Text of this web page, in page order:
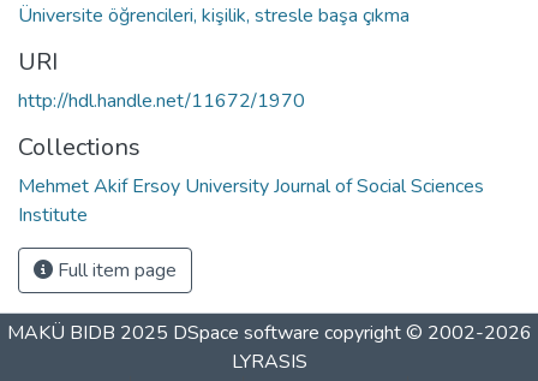
Üniversite öğrencileri, kişilik, stresle başa çıkma
URI
http://hdl.handle.net/11672/1970
Collections
Mehmet Akif Ersoy University Journal of Social Sciences
Institute
Full item page
MAKÜ BIDB 2025 DSpace software copyright © 2002-2026
LYRASIS